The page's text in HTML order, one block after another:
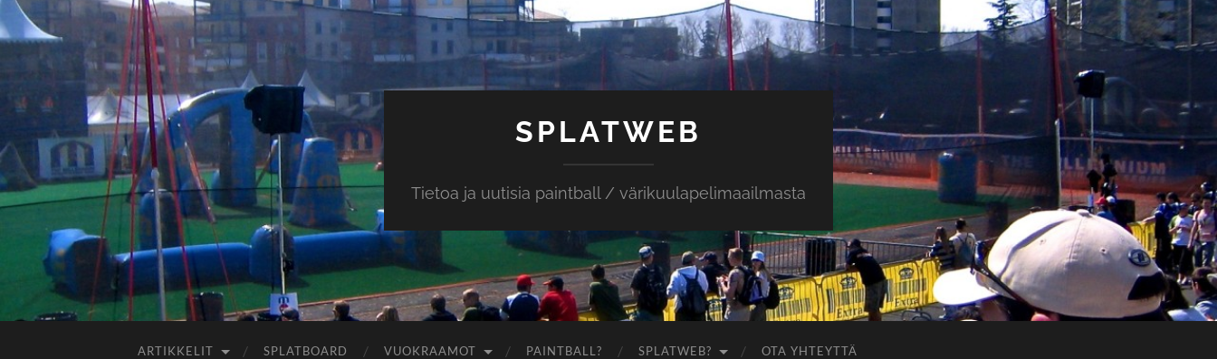
SPLATWEB
Tietoa ja uutisia paintball / värikuulapelimaailmasta
ARTIKKELIT SPLATBOARD VUOKRAAMOT PAINTBALL? SPLATWEB? OTA YHTEYTTÄ